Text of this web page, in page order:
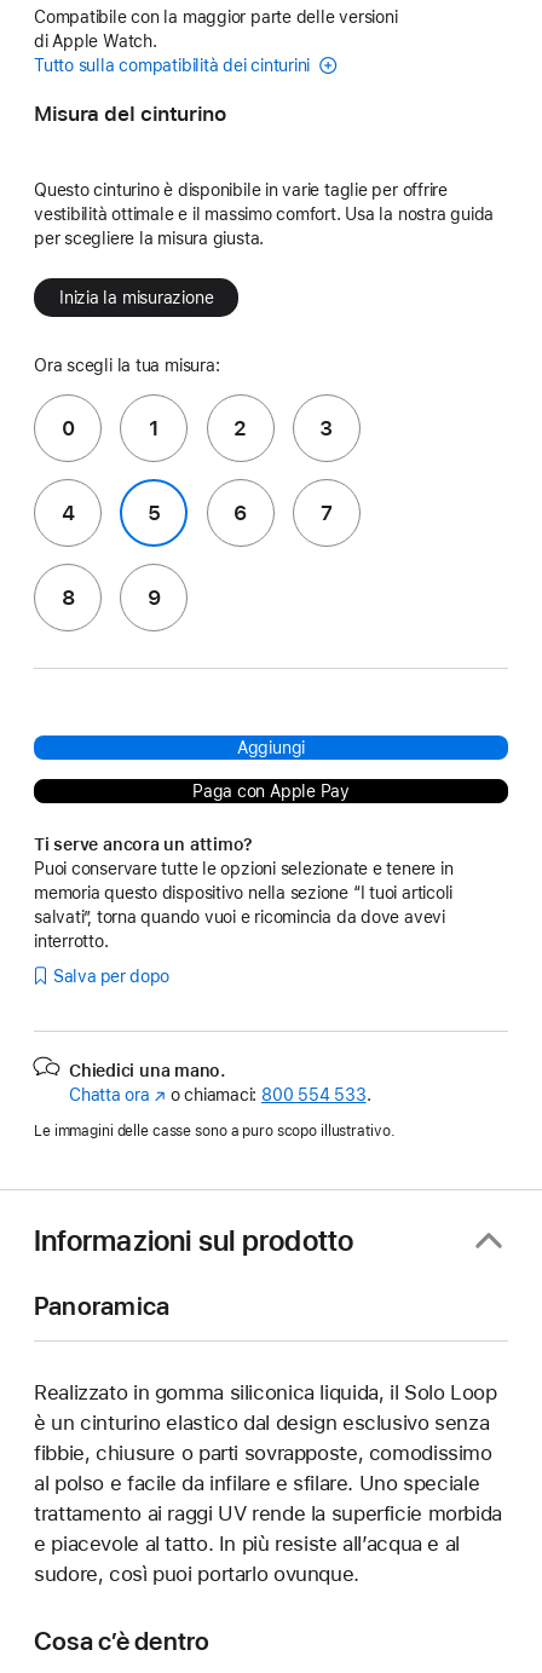
Compatibile con la maggior parte delle versioni
di Apple Watch.
Tutto sulla compatibilità dei cinturini
Misura del cinturino
Questo cinturino è disponibile in varie taglie per offrire
vestibilità ottimale e il massimo comfort. Usa la nostra guida
per scegliere la misura giusta.
Inizia la misurazione
Ora scegli la tua misura:
0 1 2 3
4 5 6 7
8 9
Aggiungi
Paga con Apple Pay
Ti serve ancora un attimo?
Puoi conservare tutte le opzioni selezionate e tenere in
memoria questo dispositivo nella sezione “I tuoi articoli
salvati”, torna quando vuoi e ricomincia da dove avevi
interrotto.
Salva per dopo
Chiedici una mano.
Chatta ora (Si
nuova
o chiamaci: 800 554 533.
Le immagini delle casse sono a puro scopo illustrativo.
Informazioni sul prodotto
Panoramica
Realizzato in gomma siliconica liquida, il Solo Loop
è un cinturino elastico dal design esclusivo senza
fibbie, chiusure o parti sovrapposte, comodissimo
al polso e facile da infilare e sfilare. Uno speciale
trattamento ai raggi UV rende la superficie morbida
e piacevole al tatto. In più resiste all’acqua e al
sudore, così puoi portarlo ovunque.
Cosa c’è dentro